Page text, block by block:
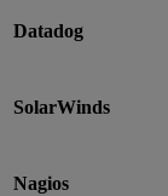
Datadog
SolarWinds
Nagios